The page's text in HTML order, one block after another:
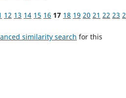
12 13 14 15 16 17 18 19 20 21 22 23
similarity search for this